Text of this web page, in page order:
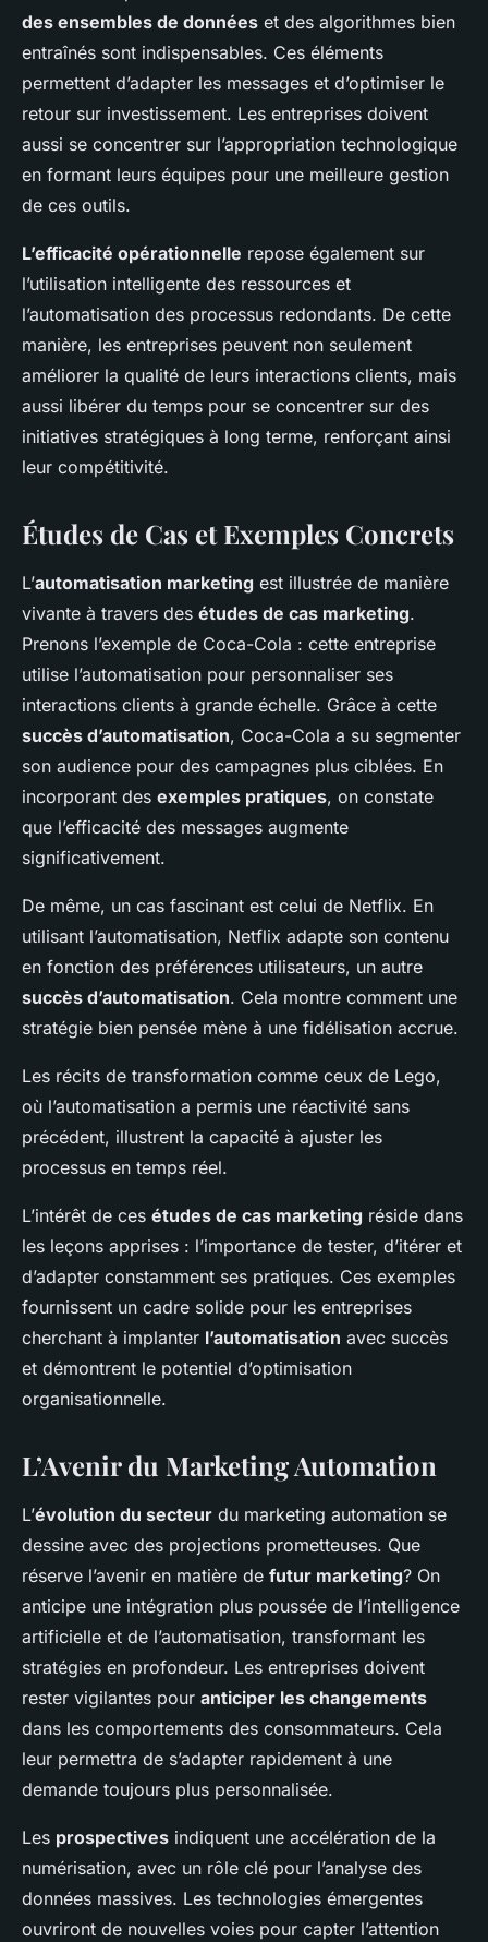
des ensembles de données et des algorithmes bien
entraînés sont indispensables. Ces éléments
permettent d’adapter les messages et d’optimiser le
retour sur investissement. Les entreprises doivent
aussi se concentrer sur l’appropriation technologique
en formant leurs équipes pour une meilleure gestion
de ces outils.
L’efficacité opérationnelle repose également sur
l’utilisation intelligente des ressources et
l’automatisation des processus redondants. De cette
manière, les entreprises peuvent non seulement
améliorer la qualité de leurs interactions clients, mais
aussi libérer du temps pour se concentrer sur des
initiatives stratégiques à long terme, renforçant ainsi
leur compétitivité.
Études de Cas et Exemples Concrets
L’automatisation marketing est illustrée de manière
vivante à travers des études de cas marketing.
Prenons l’exemple de Coca-Cola : cette entreprise
utilise l’automatisation pour personnaliser ses
interactions clients à grande échelle. Grâce à cette
succès d’automatisation, Coca-Cola a su segmenter
son audience pour des campagnes plus ciblées. En
incorporant des exemples pratiques, on constate
que l’efficacité des messages augmente
significativement.
De même, un cas fascinant est celui de Netflix. En
utilisant l’automatisation, Netflix adapte son contenu
en fonction des préférences utilisateurs, un autre
succès d’automatisation. Cela montre comment une
stratégie bien pensée mène à une fidélisation accrue.
Les récits de transformation comme ceux de Lego,
où l’automatisation a permis une réactivité sans
précédent, illustrent la capacité à ajuster les
processus en temps réel.
L’intérêt de ces études de cas marketing réside dans
les leçons apprises : l’importance de tester, d’itérer et
d’adapter constamment ses pratiques. Ces exemples
fournissent un cadre solide pour les entreprises
cherchant à implanter l’automatisation avec succès
et démontrent le potentiel d’optimisation
organisationnelle.
L’Avenir du Marketing Automation
L’évolution du secteur du marketing automation se
dessine avec des projections prometteuses. Que
réserve l’avenir en matière de futur marketing? On
anticipe une intégration plus poussée de l’intelligence
artificielle et de l’automatisation, transformant les
stratégies en profondeur. Les entreprises doivent
rester vigilantes pour anticiper les changements
dans les comportements des consommateurs. Cela
leur permettra de s’adapter rapidement à une
demande toujours plus personnalisée.
Les prospectives indiquent une accélération de la
numérisation, avec un rôle clé pour l’analyse des
données massives. Les technologies émergentes
ouvriront de nouvelles voies pour capter l’attention